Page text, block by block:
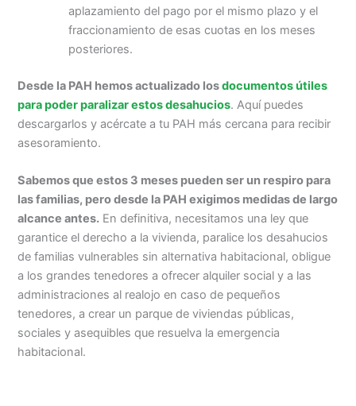
aplazamiento del pago por el mismo plazo y el
fraccionamiento de esas cuotas en los meses
posteriores.
Desde la PAH hemos actualizado losdocumentos útiles
para poder paralizar estos desahucios. Aquí puedes
descargarlos y acércate a tu PAH más cercana para recibir
asesoramiento.
Sabemos que estos 3 meses pueden ser un respiro para
las familias, pero desde la PAH exigimos medidas de largo
alcance antes. En definitiva, necesitamos una ley que
garantice el derecho a la vivienda, paralice los desahucios
de familias vulnerables sin alternativa habitacional, obligue
a los grandes tenedores a ofrecer alquiler social y a las
administraciones al realojo en caso de pequeños
tenedores, a crear un parque de viviendas públicas,
sociales y asequibles que resuelva la emergencia
habitacional.